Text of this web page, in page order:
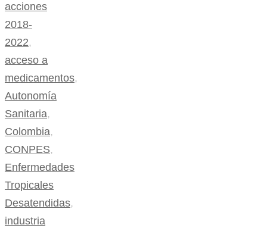
acciones
2018-
2022,
acceso a
medicamentos,
Autonomía
Sanitaria,
Colombia,
CONPES,
Enfermedades
Tropicales
Desatendidas,
industria